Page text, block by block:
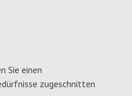
Sie einen
zugeschnitten